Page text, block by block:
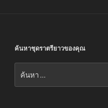
ค้นหาชุดราตรียาวของคุณ